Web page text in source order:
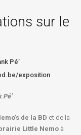
sur le
Pé’
exposition
Pé’
de la BD et de la
Little Nemo à